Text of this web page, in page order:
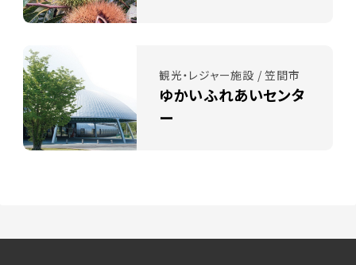
観光・レジャー施設 / 笠間市
ゆかいふれあいセンタ
ー